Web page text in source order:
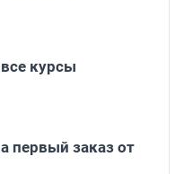
курсы
первый заказ от